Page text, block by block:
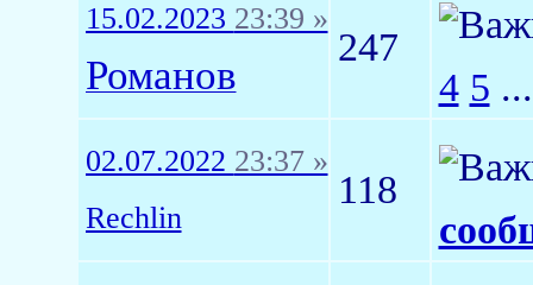
15.02.2023 23:39 »
Романов
247
4 5
02.07.2022 23:37 »
Rechlin
118